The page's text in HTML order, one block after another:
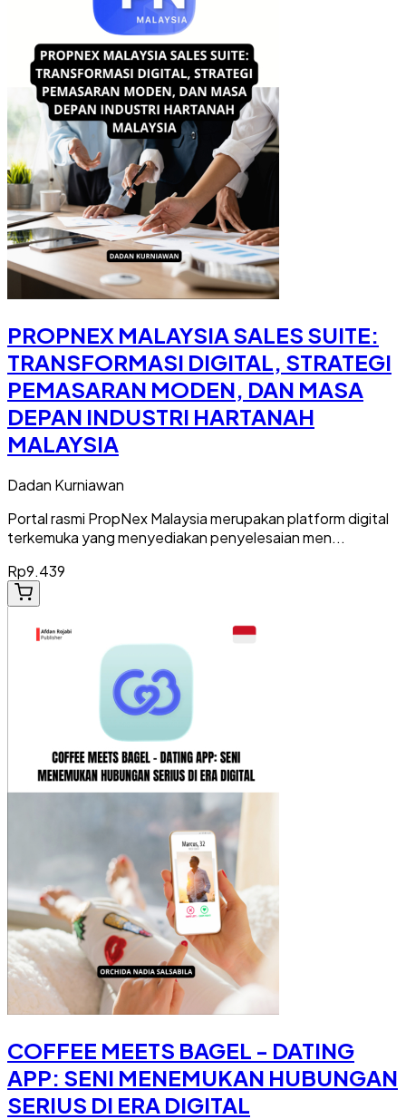
PROPNEX MALAYSIA SALES SUITE:
TRANSFORMASI DIGITAL, STRATEGI
PEMASARAN MODEN, DAN MASA
DEPAN INDUSTRI HARTANAH
MALAYSIA
Dadan Kurniawan
Portal rasmi PropNex Malaysia merupakan platform digital
terkemuka yang menyediakan penyelesaian men...
Rp9.439
COFFEE MEETS BAGEL - DATING
APP: SENI MENEMUKAN HUBUNGAN
SERIUS DI ERA DIGITAL